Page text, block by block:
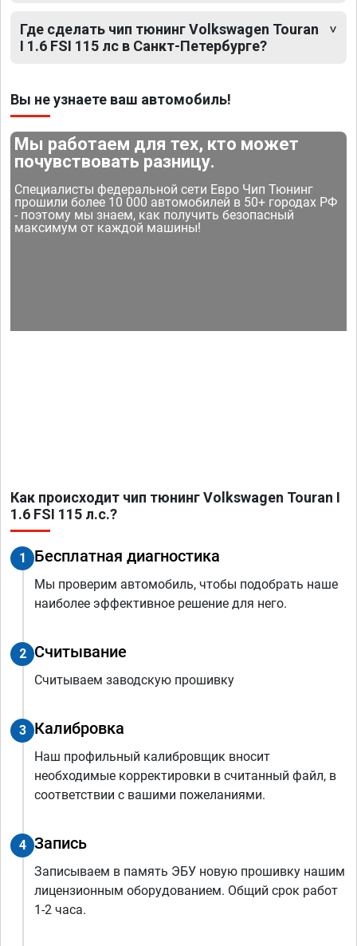
Где сделать чип тюнинг Volkswagen Touran
I 1.6 FSI 115 лс в Санкт-Петербурге?
Вы не узнаете ваш автомобиль!
Мы работаем для тех, кто может
почувствовать разницу.
Специалисты федеральной сети Евро Чип Тюнинг
прошили более 10 000 автомобилей в 50+ городах РФ
- поэтому мы знаем, как получить безопасный
максимум от каждой машины!
Как происходит чип тюнинг Volkswagen Touran I
1.6 FSI 115 л.с.?
1 Бесплатная диагностика
Мы проверим автомобиль, чтобы подобрать наше
наиболее эффективное решение для него.
2 Считывание
Считываем заводскую прошивку
3 Калибровка
Наш профильный калибровщик вносит
необходимые корректировки в считанный файл, в
соответствии с вашими пожеланиями.
4 Запись
Записываем в память ЭБУ новую прошивку нашим
лицензионным оборудованием. Общий срок работ
1-2 часа.